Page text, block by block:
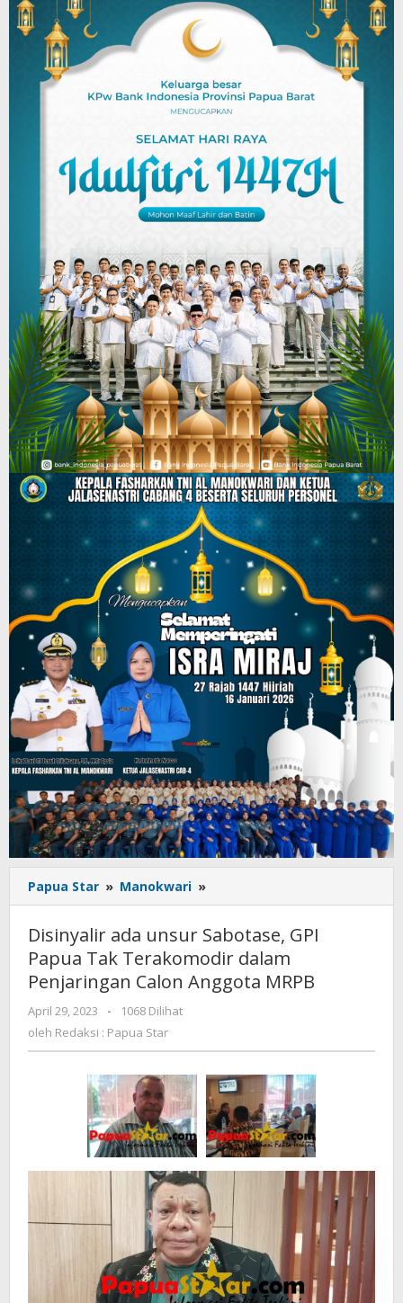
Papua Star » Manokwari »
ada
Sabotase,
GPI
Papua
Penjaringan
Calon
Anggota
MRPB
Disinyalir ada unsur Sabotase, GPI
Papua Tak Terakomodir dalam
Penjaringan Calon Anggota MRPB
April 29, 2023
oleh
Redaksi
Star
-
1068 Dilihat
oleh Redaksi : Papua Star